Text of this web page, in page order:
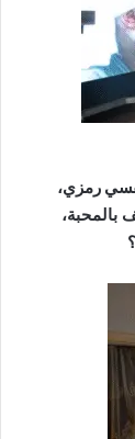
رمزي،
بالمحبة،